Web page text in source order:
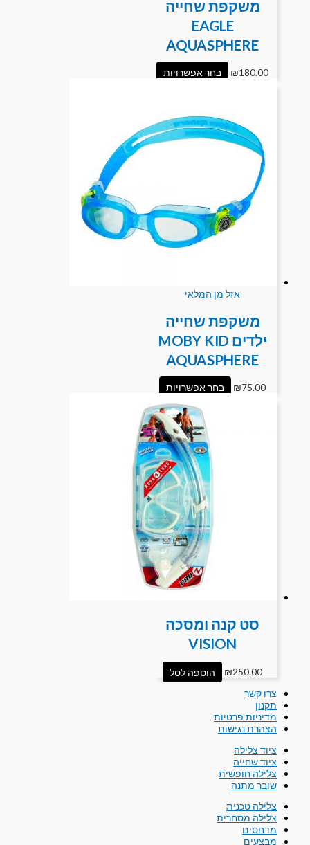
משקפת שחייה
EAGLE
AQUASPHERE
₪180.00 בחר אפשרויות
אזל מן המלאי
משקפת שחייה
ילדים MOBY KID
AQUASPHERE
₪75.00 בחר אפשרויות
סט קנה ומסכה
VISION
₪250.00
הוספה לסל
צרו קשר
תקנון
מדיניות פרטיות
הצהרת נגישות
ציוד צלילה
ציוד שחייה
צלילה חופשית
שובר מתנה
צלילה טכנית
צלילה מסחרית
מדחסים
מבצעים